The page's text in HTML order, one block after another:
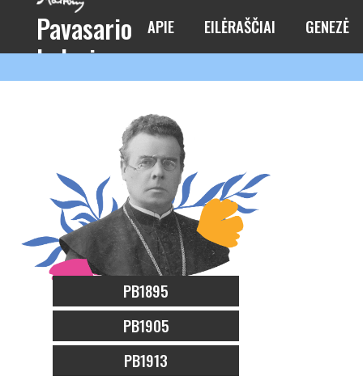
Pavasario
balsai
APIE EILĖRAŠČIAI GENEZĖ
PB1895
PB1905
PB1913